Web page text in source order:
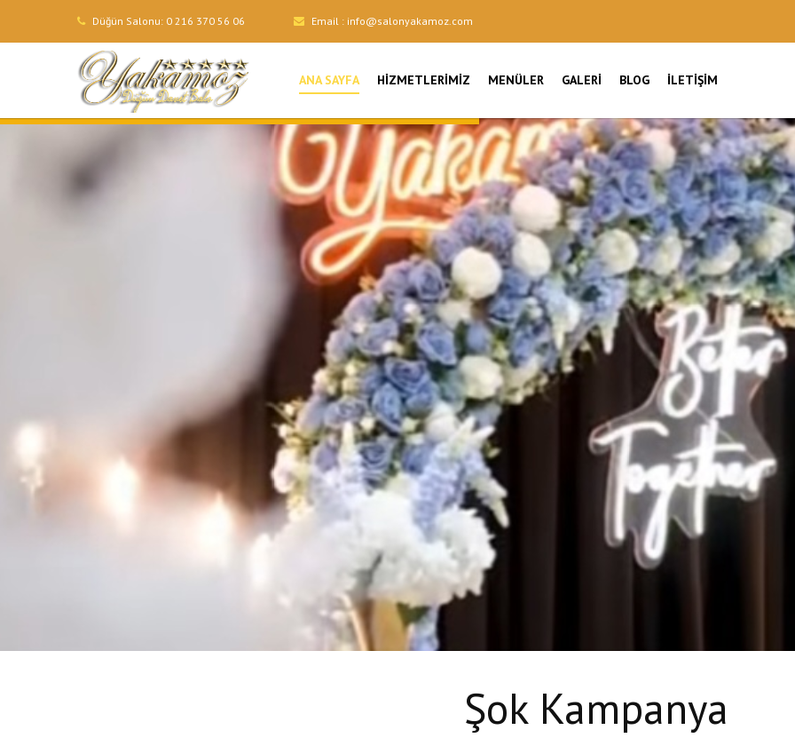
Düğün Salonu: 0 216 370 56 06 Email : info@salonyakamoz.com
ANA SAYFA HIZMETLERIMIZ MENÜLER GALERI BLOG İLETIŞIM
Şok Kampanya